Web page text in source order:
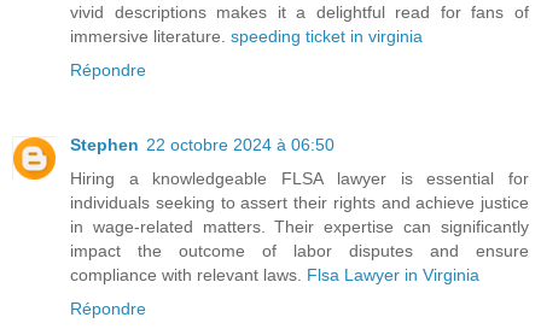
vivid descriptions makes it a delightful read for fans of
immersive literature. speeding ticket in virginia
Répondre
Stephen 22 octobre 2024 à 06:50
Hiring a knowledgeable FLSA lawyer is essential for
individuals seeking to assert their rights and achieve justice
in wage-related matters. Their expertise can significantly
impact the outcome of labor disputes and ensure
compliance with relevant laws. Flsa Lawyer in Virginia
Répondre